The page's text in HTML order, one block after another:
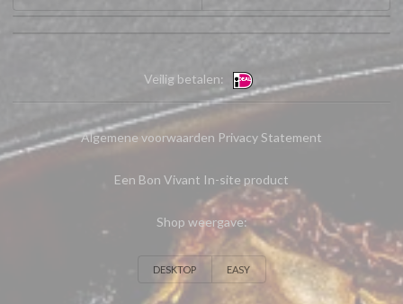
Veilig betalen:
Algemene voorwaarden Privacy Statement
Een Bon Vivant In-site product
Shop weergave:
DESKTOP EASY